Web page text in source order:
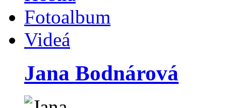
Fotoalbum
Videá
Jana Bodnárová